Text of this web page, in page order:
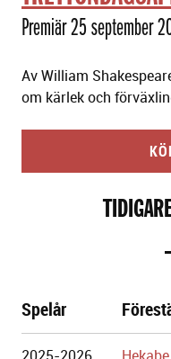
Premiär 25 september
Av William
om kärlek och
Göteborgs
Spelår